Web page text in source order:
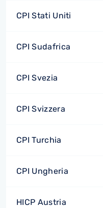
CPI Stati Uniti
CPI Sudafrica
CPI Svezia
CPI Svizzera
CPI Turchia
CPI Ungheria
HICP Austria